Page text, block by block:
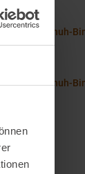
des Skischuh-
des Skischuh-